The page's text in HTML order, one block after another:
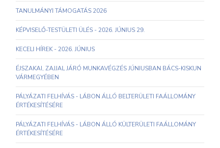
TANULMÁNYI TÁMOGATÁS 2026
KÉPVISELŐ-TESTÜLETI ÜLÉS - 2026. JÚNIUS 29.
KECELI HÍREK - 2026. JÚNIUS
ÉJSZAKAI, ZAJJAL JÁRÓ MUNKAVÉGZÉS JÚNIUSBAN BÁCS-KISKUN
VÁRMEGYÉBEN
PÁLYÁZATI FELHÍVÁS - LÁBON ÁLLÓ BELTERÜLETI FAÁLLOMÁNY
ÉRTÉKESÍTÉSÉRE
PÁLYÁZATI FELHÍVÁS - LÁBON ÁLLÓ KÜLTERÜLETI FAÁLLOMÁNY
ÉRTÉKESÍTÉSÉRE